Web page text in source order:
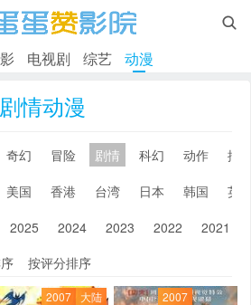

电视剧 综艺 动漫
情动漫
奇幻 冒险 剧情 科幻 动作
搞
美国 香港 台湾 日本 韩国
英
2025 2024 2023 2022 2021
按评分排序
2007 大陆
2007